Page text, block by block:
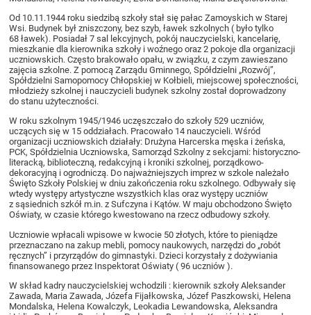
Od 10.11.1944 roku siedzibą szkoły stał się pałac Zamoyskich w Starej
Wsi. Budynek był zniszczony, bez szyb, ławek szkolnych ( było tylko
68 ławek). Posiadał 7 sal lekcyjnych, pokój nauczycielski, kancelarię,
mieszkanie dla kierownika szkoły i woźnego oraz 2 pokoje dla organizacji
uczniowskich. Często brakowało opału, w związku, z czym zawieszano
zajęcia szkolne. Z pomocą Zarządu Gminnego, Spółdzielni „Rozwój”,
Spółdzielni Samopomocy Chłopskiej w Kołbieli, miejscowej społeczności,
młodzieży szkolnej i nauczycieli budynek szkolny został doprowadzony
do stanu użyteczności.
W roku szkolnym 1945/1946 uczęszczało do szkoły 529 uczniów,
uczących się w 15 oddziałach. Pracowało 14 nauczycieli. Wśród
organizacji uczniowskich działały: Drużyna Harcerska męska i żeńska,
PCK, Spółdzielnia Uczniowska, Samorząd Szkolny z sekcjami: historyczno-
literacką, biblioteczną, redakcyjną i kroniki szkolnej, porządkowo-
dekoracyjną i ogrodniczą. Do najważniejszych imprez w szkole należało
Święto Szkoły Polskiej w dniu zakończenia roku szkolnego. Odbywały się
wtedy występy artystyczne wszystkich klas oraz występy uczniów
z sąsiednich szkół m.in. z Sufczyna i Kątów. W maju obchodzono Święto
Oświaty, w czasie którego kwestowano na rzecz odbudowy szkoły.
Uczniowie wpłacali wpisowe w kwocie 50 złotych, które to pieniądze
przeznaczano na zakup mebli, pomocy naukowych, narzędzi do „robót
ręcznych” i przyrządów do gimnastyki. Dzieci korzystały z dożywiania
finansowanego przez Inspektorat Oświaty ( 96 uczniów ).
W skład kadry nauczycielskiej wchodzili : kierownik szkoły Aleksander
Zawada, Maria Zawada, Józefa Fijałkowska, Józef Paszkowski, Helena
Mondalska, Helena Kowalczyk, Leokadia Lewandowska, Aleksandra